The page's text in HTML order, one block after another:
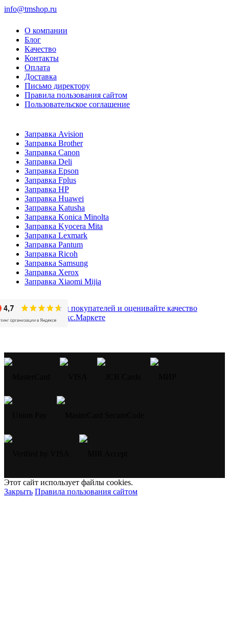
info@tmshop.ru
О компании
Блог
Качество
Контакты
Оплата
Доставка
Письмо директору
Правила пользования сайтом
Пользовательское соглашение
Заправка Avision
Заправка Brother
Заправка Canon
Заправка Deli
Заправка Epson
Заправка Fplus
Заправка HP
Заправка Huawei
Заправка Katusha
Заправка Konica Minolta
Заправка Kyocera Mita
Заправка Lexmark
Заправка Pantum
Заправка Ricoh
Заправка Samsung
Заправка Xerox
Заправка Xiaomi Mijia
Этот сайт использует файлы cookies.
Закрыть Правила пользования сайтом